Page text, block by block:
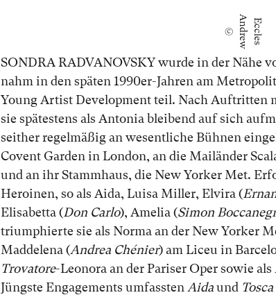
© A
n
d
r
e
w E
c
c
l
e
s
SONDRA RADVANOVSKY wurde in der Nähe
nahm in den späten 1990er-Jahren am
Young Artist Development teil. Nach Auftritten
sie spätestens als Antonia bleibend auf sich
seither regelmäßig an wesentliche Bühnen
Covent Garden in London, an die Mailänder
und an ihr Stammhaus, die New Yorker Met.
Heroinen, so als Aida, Luisa Miller, Elvira (
Elisabetta (Don Carlo), Amelia (Simon
triumphierte sie als Norma an der New Yorker
Maddelena (Andrea Chénier) am Liceu in
Trovatore-Leonora an der Pariser Oper sowie als
Jüngste Engagements umfassten Aidaund Tosca